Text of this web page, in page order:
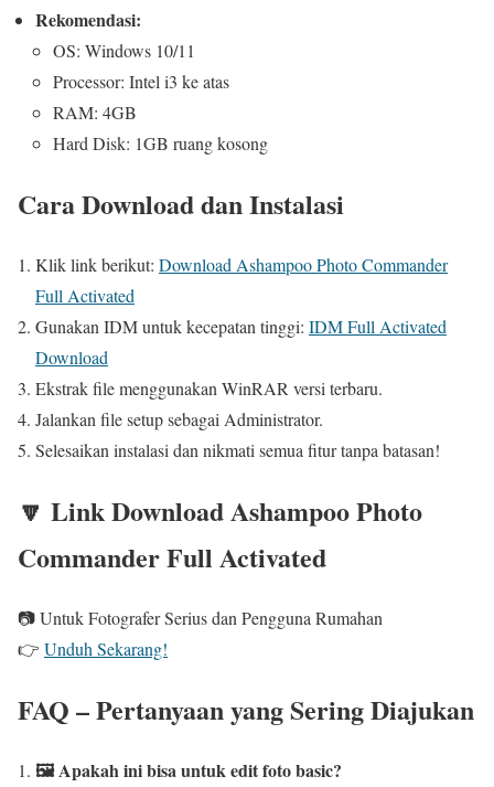
Rekomendasi:
OS: Windows 10/11
Processor: Intel i3 ke atas
RAM: 4GB
Hard Disk: 1GB ruang kosong
Cara Download dan Instalasi
Klik link berikut: Download Ashampoo Photo Commander
Full Activated
Gunakan IDM untuk kecepatan tinggi: IDM Full Activated
Download
Ekstrak file menggunakan WinRAR versi terbaru.
Jalankan file setup sebagai Administrator.
Selesaikan instalasi dan nikmati semua fitur tanpa batasan!
🔽 Link Download Ashampoo Photo
Commander Full Activated
📷 Untuk Fotografer Serius dan Pengguna Rumahan
👉 Unduh Sekarang!
FAQ – Pertanyaan yang Sering Diajukan
🖼️ Apakah ini bisa untuk edit foto basic?